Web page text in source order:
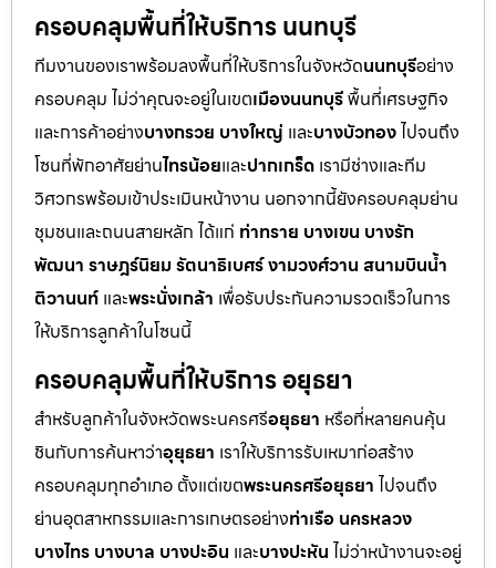
ครอบคลุมพื้นที่ให้บริการ นนทบุรี
ทีมงานของเราพร้อมลงพื้นที่ให้บริการในจังหวัดนนทบุรีอย่าง
ครอบคลุม ไม่ว่าคุณจะอยู่ในเขตเมืองนนทบุรีพื้นที่เศรษฐกิจ
และการค้าอย่างบางกรวย บางใหญ่ และบางบัวทองไปจนถึง
โซนที่พักอาศัยย่านไทรน้อยและปากเกร็ด เรามีช่างและทีม
วิศวกรพร้อมเข้าประเมินหน้างาน นอกจากนี้ยังครอบคลุมย่าน
ชุมชนและถนนสายหลัก ได้แก่ ท่าทราย บางเขน บางรัก
พัฒนา ราษฎร์นิยม รัตนาธิเบศร์ งามวงศ์วาน สนามบินน้ำ
ติวานนท์ และพระนั่งเกล้า เพื่อรับประกันความรวดเร็วในการ
ให้บริการลูกค้าในโซนนี้
ครอบคลุมพื้นที่ให้บริการ อยุธยา
สำหรับลูกค้าในจังหวัดพระนครศรีอยุธยา หรือที่หลายคนคุ้น
ชินกับการค้นหาว่าอุยุธยา เราให้บริการรับเหมาก่อสร้าง
ครอบคลุมทุกอำเภอ ตั้งแต่เขตพระนครศรีอยุธยา ไปจนถึง
ย่านอุตสาหกรรมและการเกษตรอย่างท่าเรือ นครหลวง
บางไทร บางบาล บางปะอิน และบางปะหัน ไม่ว่าหน้างานจะอยู่